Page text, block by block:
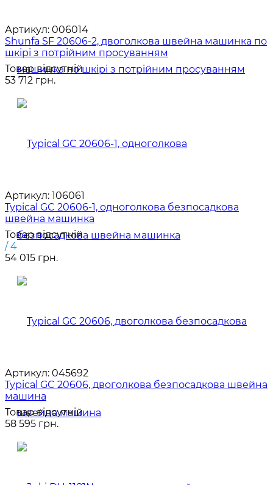
Артикул: 006014
Shunfa SF 20606-2, двоголкова швейна машинка по
шкірі з потрійним просуванням
Товар відсутній
53 712 грн.
Артикул: 106061
Typical GC 20606-1, одноголкова безпосадкова
швейна машинка
Товар відсутній
/ 4
54 015 грн.
Артикул: 045692
Typical GC 20606, двоголкова безпосадкова швейна
машина
Товар відсутній
58 595 грн.